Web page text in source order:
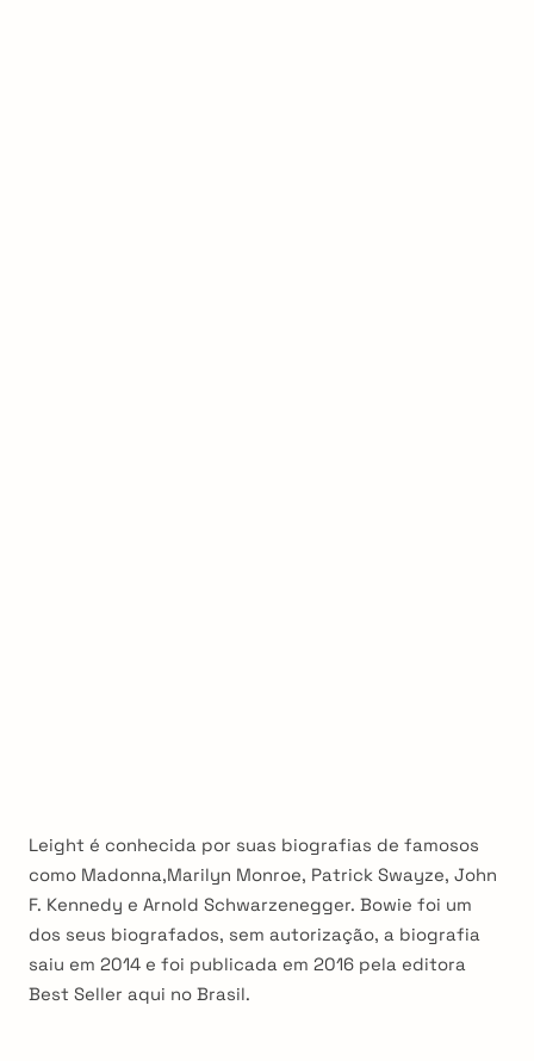
Leight é conhecida por suas biografias de famosos
como Madonna,Marilyn Monroe, Patrick Swayze, John
F. Kennedy e Arnold Schwarzenegger. Bowie foi um
dos seus biografados, sem autorização, a biografia
saiu em 2014 e foi publicada em 2016 pela editora
Best Seller aqui no Brasil.